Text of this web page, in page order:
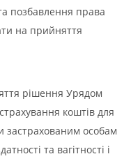
позбавлення права
на прийняття
рішення Урядом
коштів для
застрахованим особам
та вагітності і